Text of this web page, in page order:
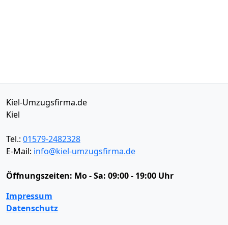
Kiel-Umzugsfirma.de
Kiel
Tel.: 01579-2482328
E-Mail: info@kiel-umzugsfirma.de
Öffnungszeiten: Mo - Sa: 09:00 - 19:00 Uhr
Impressum
Datenschutz